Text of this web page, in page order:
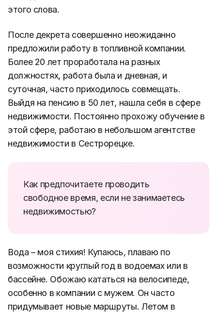
этого слова.
После декрета совершенно неожиданно
предложили работу в топливной компании.
Более 20 лет проработала на разных
должностях, работа была и дневная, и
суточная, часто приходилось совмещать.
Выйдя на пенсию в 50 лет, нашла себя в сфере
недвижимости. Постоянно прохожу обучение в
этой сфере, работаю в небольшом агентстве
недвижимости в Сестрорецке.
Как предпочитаете проводить
свободное время, если не занимаетесь
недвижимостью?
Вода – моя стихия! Купаюсь, плаваю по
возможности круглый год в водоемах или в
бассейне. Обожаю кататься на велосипеде,
особенно в компании с мужем. Он часто
придумывает новые маршруты. Летом в